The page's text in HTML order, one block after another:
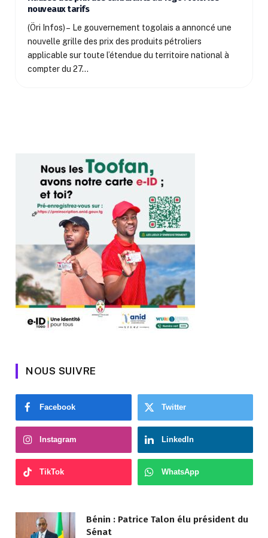
nouveaux tarifs
(Öri Infos) – Le gouvernement togolais a annoncé une
nouvelle grille des prix des produits pétroliers
applicable sur toute l’étendue du territoire national à
compter du 27…
NOUS SUIVRE
Facebook Twitter
Instagram LinkedIn
TikTok WhatsApp
Bénin : Patrice Talon élu président du
Sénat